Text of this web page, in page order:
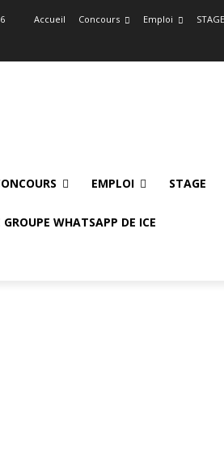
Accueil Concours Emploi STAGE
EMPLOI STAGE
GROUPE WHATSAPP DE ICE